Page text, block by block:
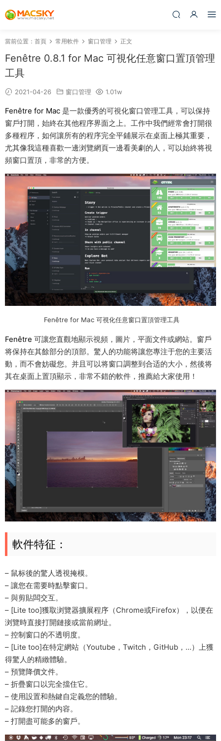
當前位置： 首頁 常用軟件 窗口管理 正文
Fenêtre 0.8.1 for Mac 可視化任意窗口置頂管理
工具
2021-04-26 窗口管理 1.01w
Fenêtre for Mac 是一款優秀的可視化窗口管理工具，可以保持
窗戶打開，始終在其他程序界面之上。工作中我們經常會打開很
多種程序，如何讓所有的程序完全平鋪展示在桌面上極其重要，
尤其像我這種喜歡一邊浏覽網頁一邊看美劇的人，可以始終将視
頻窗口置頂，非常的方便。
Fenêtre for Mac 可視化任意窗口置頂管理工具
Fenêtre 可讓您直觀地顯示視頻，圖片，平面文件或網站。窗戶
将保持在其餘部分的頂部。驚人的功能将讓您專注于您的主要活
動，而不會妨礙您。并且可以将窗口調整到合适的大小，然後将
其在桌面上置頂顯示，非常不錯的軟件，推薦給大家使用！
軟件特征：
– 鼠标後的驚人透視掩模。
– 讓您在需要時點擊窗口。
– 與剪貼闆交互。
– [Lite too]獲取浏覽器擴展程序（Chrome或Firefox），以便在
浏覽時直接打開鏈接或當前網址。
– 控制窗口的不透明度。
– [Lite too]在特定網站（Youtube，Twitch，GitHub，…）上獲
得驚人的精緻體驗。
– 預覽降價文件。
– 折疊窗口以完全擋住它。
– 使用設置和熱鍵自定義您的體驗。
– 記錄您打開的内容。
– 打開盡可能多的窗戶。